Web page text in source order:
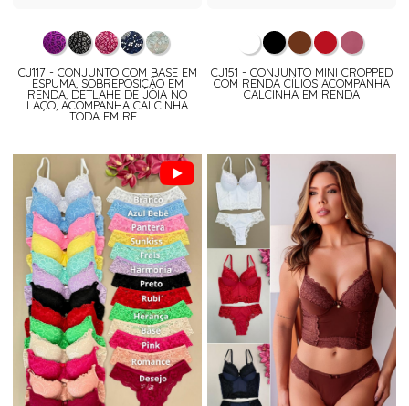
CJ117 - CONJUNTO COM BASE EM
ESPUMA, SOBREPOSIÇÃO EM
RENDA, DETLAHE DE JÓIA NO
LAÇO, ACOMPANHA CALCINHA
TODA EM RE...
CJ151 - CONJUNTO MINI CROPPED
COM RENDA CÍLIOS ACOMPANHA
CALCINHA EM RENDA